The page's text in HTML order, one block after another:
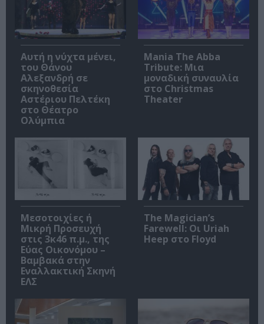
Αυτή η νύχτα μένει,
του Θάνου
Αλεξανδρή σε
σκηνοθεσία
Αστέριου Πελτέκη
στο Θέατρο
Ολύμπια
Mania The Abba
Tribute: Μια
μοναδική συναυλία
στο Christmas
Theater
Μεσοτοιχίες ή
Μικρή Προσευχή
στις 3κ46 π.μ., της
Εύας Οικονόμου –
Βαμβακά στην
Εναλλακτική Σκηνή
ΕΛΣ
The Magician’s
Farewell: Οι Uriah
Heep στο Floyd